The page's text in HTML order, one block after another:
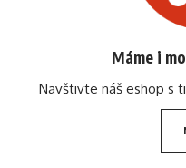
Máme i
Navštivte náš eshop s